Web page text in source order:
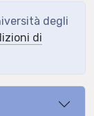
degli
di